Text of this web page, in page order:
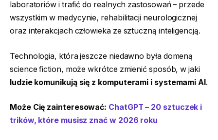
laboratoriów i trafić do realnych zastosowań – przede
wszystkim w medycynie, rehabilitacji neurologicznej
oraz interakcjach człowieka ze sztuczną inteligencją.
Technologia, która jeszcze niedawno była domeną
science fiction, może wkrótce zmienić sposób, w jaki
ludzie komunikują się z komputerami i systemami AI.
Może Cię zainteresować: ChatGPT – 20 sztuczek i
trików, które musisz znać w 2026 roku